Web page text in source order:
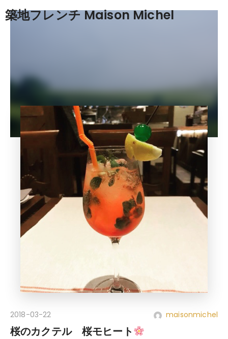
築地フレンチ Maison Michel
2018-03-22 maisonmichel
桜のカクテル 桜モヒート